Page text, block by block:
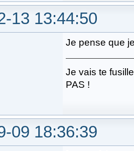
13 13:44:50
Je pense que
Je vais te
PAS !
09 18:36:39